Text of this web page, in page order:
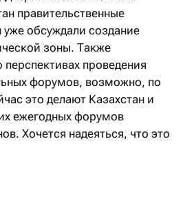
правительственные
уже обсуждали создание
зоны. Также
проведения
форумов, возможно, по
это делают Казахстан и
ежегодных форумов
Хочется надеяться, что это